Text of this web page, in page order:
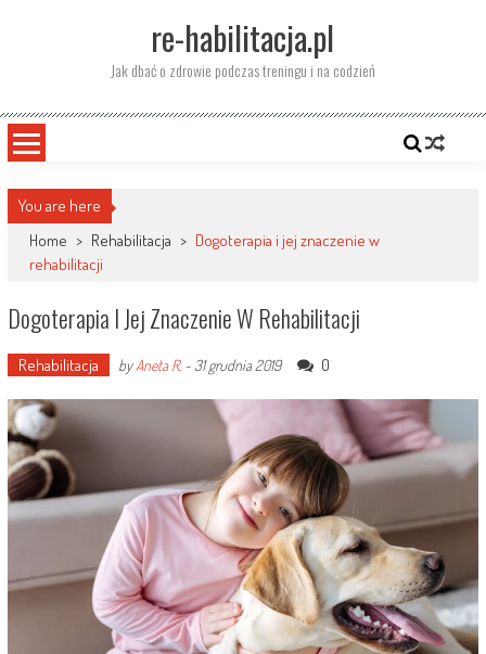
re-habilitacja.pl
Jak dbać o zdrowie podczas treningu i na codzień
You are here
Home > Rehabilitacja > Dogoterapia i jej znaczenie w
rehabilitacji
Dogoterapia I Jej Znaczenie W Rehabilitacji
Rehabilitacja byAneta R.- 31 grudnia 2019 0